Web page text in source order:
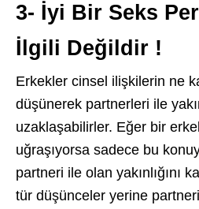
3- İyi Bir Seks
İlgili Değildir !
Erkekler cinsel ilişkilerin ne
düşünerek partnerleri ile
uzaklaşabilirler. Eğer bir
uğraşıyorsa sadece bu
partneri ile olan yakınlığını
tür düşünceler yerine